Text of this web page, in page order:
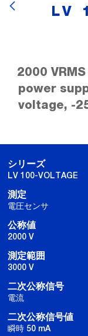
LV
2000
power
voltage, -
シリーズ
LV 100-VOLTAGE
測定
電圧センサ
公称値
2000 V
測定範囲
3000 V
二次公称信号
電流
二次公称信号値
瞬時 50 mA